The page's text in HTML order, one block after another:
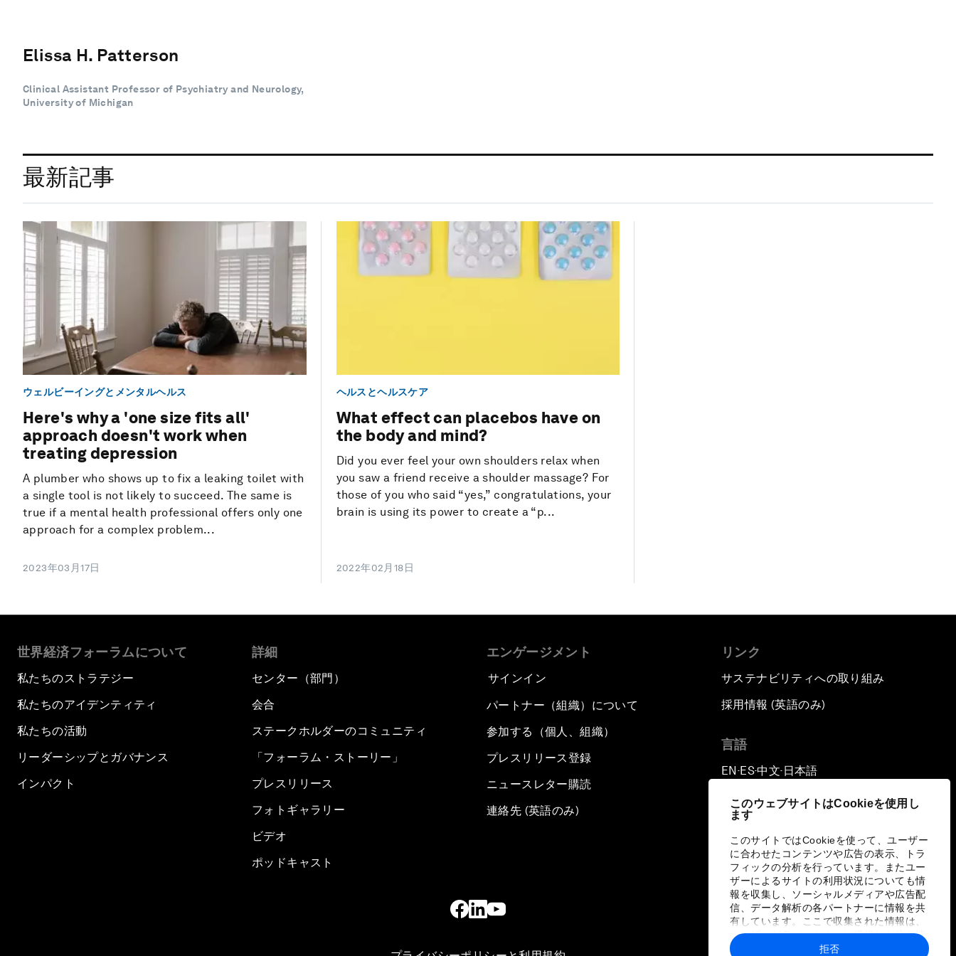
このウェブサイトはCookieを使用し
ます
このサイトではCookieを使って、ユーザー
に合わせたコンテンツや広告の表示、トラ
フィックの分析を行っています。またユー
ザーによるサイトの利用状況についても情
報を収集し、ソーシャルメディアや広告配
信、データ解析の各パートナーに情報を共
有しています。ここで収集された情報は、
ユーザーが各パートナーに提供した他の情
報や各パートナーのサービスを使用した際
拒否
Elissa H. Patterson
Clinical Assistant Professor of Psychiatry and Neurology,
University of Michigan
最新記事
ウェルビーイングとメンタルヘルス
Here's why a 'one size fits all'
approach doesn't work when
treating depression
A plumber who shows up to fix a leaking toilet with
a single tool is not likely to succeed. The same is
true if a mental health professional offers only one
approach for a complex problem...
2023年03月17日
ヘルスとヘルスケア
What effect can placebos have on
the body and mind?
Did you ever feel your own shoulders relax when
you saw a friend receive a shoulder massage? For
those of you who said “yes,” congratulations, your
brain is using its power to create a “p...
2022年02月18日
世界経済フォーラムについて
私たちのストラテジー
私たちのアイデンティティ
私たちの活動
リーダーシップとガバナンス
インパクト
詳細
センター（部門）
会合
ステークホルダーのコミュニティ
「フォーラム・ストーリー」
プレスリリース
フォトギャラリー
ビデオ
ポッドキャスト
エンゲージメント
サインイン
パートナー（組織）について
参加する（個人、組織）
プレスリリース登録
ニュースレター購読
連絡先 (英語のみ)
リンク
サステナビリティへの取り組み
採用情報 (英語のみ)
言語
EN ▪ ES▪中文▪ 日本語